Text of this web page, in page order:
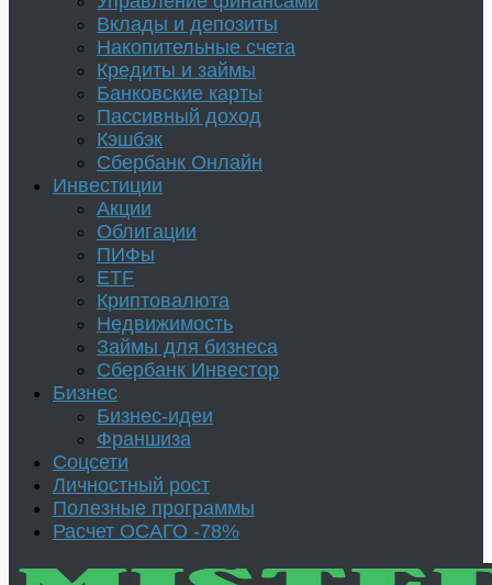
Вклады и депозиты
Накопительные счета
Кредиты и займы
Банковские карты
Пассивный доход
Кэшбэк
Сбербанк Онлайн
Инвестиции
Акции
Облигации
ПИФы
ETF
Криптовалюта
Недвижимость
Займы для бизнеса
Сбербанк Инвестор
Бизнес
Бизнес-идеи
Франшиза
Соцсети
Личностный рост
Полезные программы
Расчет ОСАГО -78%